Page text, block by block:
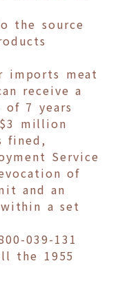
the source
imports meat
receive a
of 7 years
million
fined,
Service
of
and an
a set
039-131
the 1955